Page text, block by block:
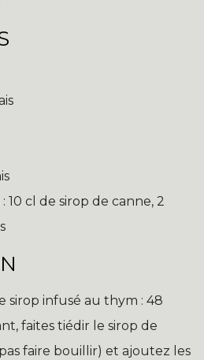
cl de sirop de canne, 2
sirop infusé au thym : 48
faites tiédir le sirop de
faire bouillir) et ajoutez les